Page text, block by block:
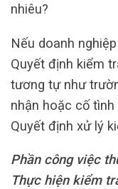
nhiêu?
Nếu doanh
Quyết định kiểm
tương tự như
nhận hoặc cố
Quyết định xử lý
Phần công việc
Thực hiện kiểm